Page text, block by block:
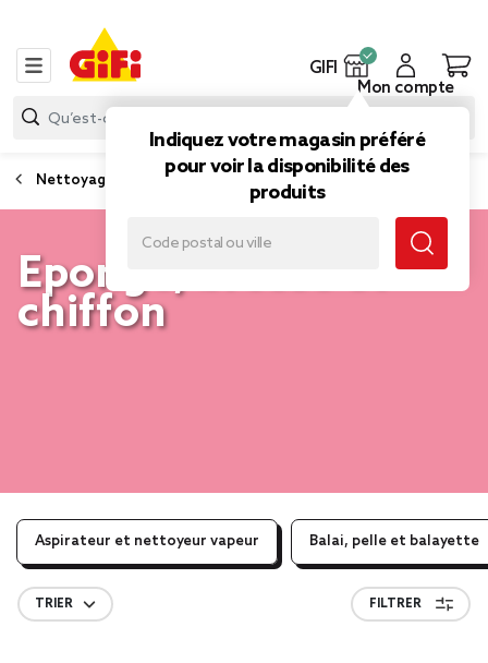
GIFI
Indiquez votre magasin préféré
pour voir la disponibilité des
produits
Mon compte
Nettoyage et entretien
Eponge, brosse et
chiffon
Aspirateur et nettoyeur vapeur Balai, pelle et balayette
TRIER FILTRER